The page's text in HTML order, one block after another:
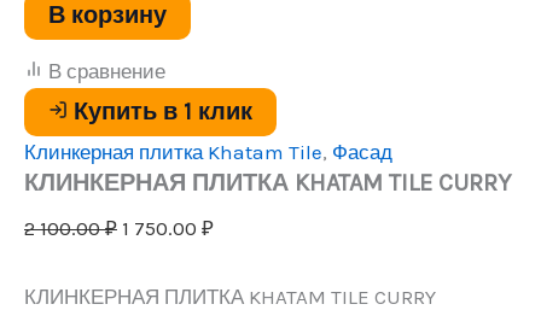
В корзину
В сравнение
Купить в 1 клик
Клинкерная плитка Khatam Tile, Фасад
КЛИНКЕРНАЯ ПЛИТКА KHATAM TILE CURRY
2 100.00₽ Первоначальная
составляла
1 750.00 ₽Текущая
1
КЛИНКЕРНАЯ ПЛИТКА KHATAM TILE CURRY